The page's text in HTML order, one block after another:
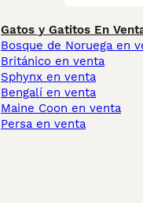
Gatos y Gatitos En
Bosque de Noruega en
Británico en venta
Sphynx en venta
Bengalí en venta
Maine Coon en venta
Persa en venta